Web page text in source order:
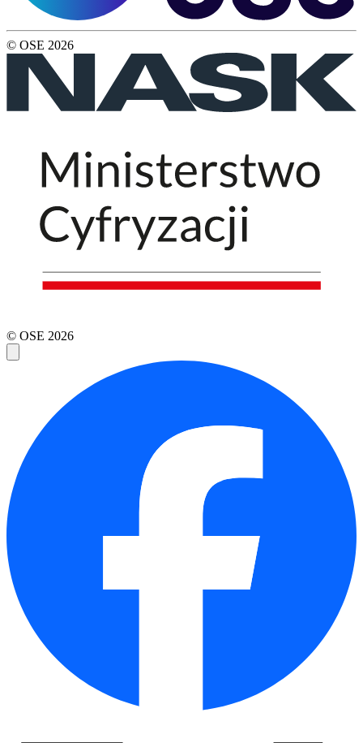
© OSE 2026
© OSE 2026